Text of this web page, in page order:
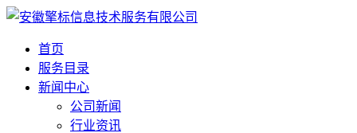
首页
服务目录
新闻中心
公司新闻
行业资讯